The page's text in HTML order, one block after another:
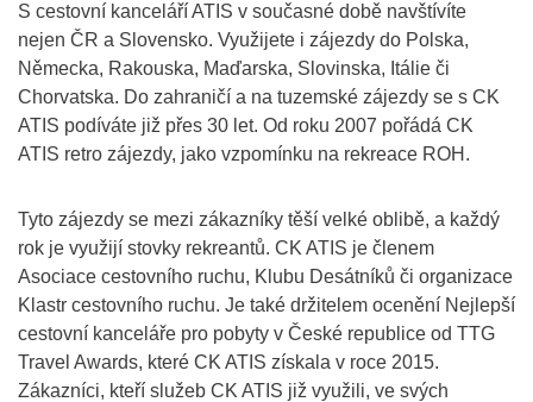
S cestovní kanceláří ATIS v současné době navštívíte
nejen ČR a Slovensko. Využijete i zájezdy do Polska,
Německa, Rakouska, Maďarska, Slovinska, Itálie či
Chorvatska. Do zahraničí a na tuzemské zájezdy se s CK
ATIS podíváte již přes 30 let. Od roku 2007 pořádá CK
ATIS retro zájezdy, jako vzpomínku na rekreace ROH.
Tyto zájezdy se mezi zákazníky těší velké oblibě, a každý
rok je využijí stovky rekreantů. CK ATIS je členem
Asociace cestovního ruchu, Klubu Desátníků či organizace
Klastr cestovního ruchu. Je také držitelem ocenění Nejlepší
cestovní kanceláře pro pobyty v České republice od TTG
Travel Awards, které CK ATIS získala v roce 2015.
Zákazníci, kteří služeb CK ATIS již využili, ve svých